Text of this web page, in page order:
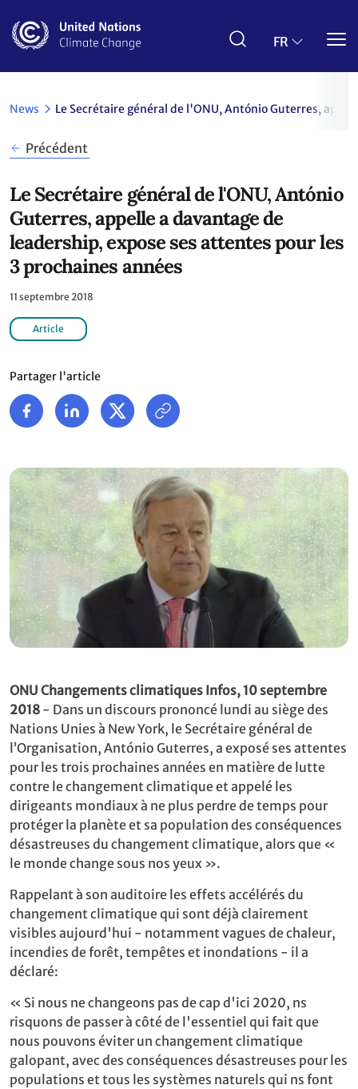
au
contenu
FR
News Le Secrétaire général de l'ONU, António Guterres,
Précédent
Le Secrétaire général de l'ONU, António
Guterres, appelle a davantage de
leadership, expose ses attentes pour les
3 prochaines années
11 septembre 2018
Article
Partager l'article
ONU Changements climatiques Infos, 10 septembre
2018 - Dans un discours prononcé lundi au siège des
Nations Unies à New York, le Secrétaire général de
l’Organisation, António Guterres, a exposé ses attentes
pour les trois prochaines années en matière de lutte
contre le changement climatique et appelé les
dirigeants mondiaux à ne plus perdre de temps pour
protéger la planète et sa population des conséquences
désastreuses du changement climatique, alors que «
le monde change sous nos yeux ».
Rappelant à son auditoire les effets accélérés du
changement climatique qui sont déjà clairement
visibles aujourd'hui - notamment vagues de chaleur,
incendies de forêt, tempêtes et inondations - il a
déclaré:
« Si nous ne changeons pas de cap d'ici 2020, ns
risquons de passer à côté de l'essentiel qui fait que
nous pouvons éviter un changement climatique
galopant, avec des conséquences désastreuses pour les
populations et tous les systèmes naturels qui ns font